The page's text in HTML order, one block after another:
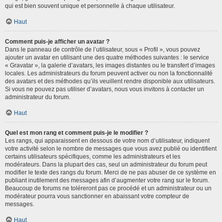
qui est bien souvent unique et personnelle à chaque utilisateur.
Haut
Comment puis-je afficher un avatar ?
Dans le panneau de contrôle de l’utilisateur, sous « Profil », vous pouvez
ajouter un avatar en utilisant une des quatre méthodes suivantes : le service
« Gravatar », la galerie d’avatars, les images distantes ou le transfert d’images
locales. Les administrateurs du forum peuvent activer ou non la fonctionnalité
des avatars et des méthodes qu’ils veuillent rendre disponible aux utilisateurs.
Si vous ne pouvez pas utiliser d’avatars, nous vous invitons à contacter un
administrateur du forum.
Haut
Quel est mon rang et comment puis-je le modifier ?
Les rangs, qui apparaissent en dessous de votre nom d’utilisateur, indiquent
votre activité selon le nombre de messages que vous avez publié ou identifient
certains utilisateurs spécifiques, comme les administrateurs et les
modérateurs. Dans la plupart des cas, seul un administrateur du forum peut
modifier le texte des rangs du forum. Merci de ne pas abuser de ce système en
publiant inutilement des messages afin d’augmenter votre rang sur le forum.
Beaucoup de forums ne toléreront pas ce procédé et un administrateur ou un
modérateur pourra vous sanctionner en abaissant votre compteur de
messages.
Haut